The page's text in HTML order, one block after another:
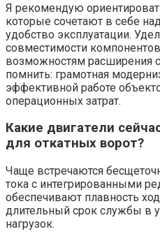
Я рекомендую
которые сочетают в себе
удобство эксплуатации.
совместимости
возможностям расширения
помнить: грамотная
эффективной работе
операционных затрат.
Какие двигатели
для откатных ворот?
Чаще встречаются
тока с интегрированными
обеспечивают плавность
длительный срок службы в
нагрузок.